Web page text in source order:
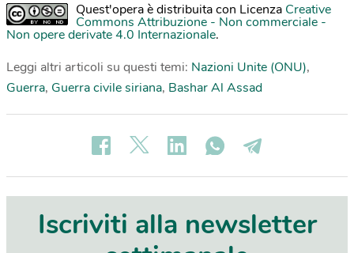
Quest'opera è distribuita con Licenza Creative
Commons Attribuzione - Non commerciale -
Non opere derivate 4.0 Internazionale.
Leggi altri articoli su questi temi: Nazioni Unite (ONU),
Guerra, Guerra civile siriana, Bashar Al Assad
Iscriviti alla newsletter